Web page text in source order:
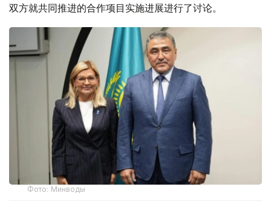
双方就共同推进的合作项目实施进展进行了讨论。
Фото: Минводы